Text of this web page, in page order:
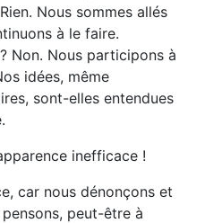
Nous sommes allés
à le faire.
Non. Nous participons à
idées, même
sont-elles entendues
inefficace !
car nous dénonçons et
peut-être à